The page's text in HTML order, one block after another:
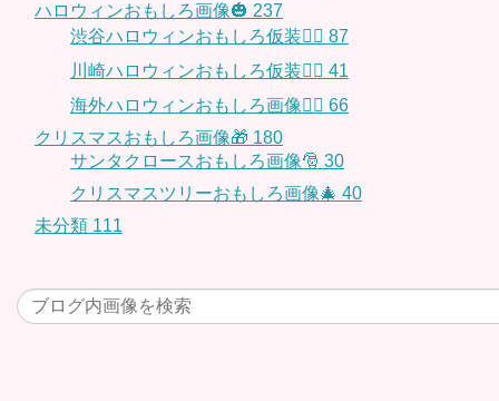
ハロウィンおもしろ画像🎃 237
渋谷ハロウィンおもしろ仮装👯‍♂️ 87
川崎ハロウィンおもしろ仮装🧞‍♀️ 41
海外ハロウィンおもしろ画像🧛‍♂️ 66
クリスマスおもしろ画像🎁 180
サンタクロースおもしろ画像🎅 30
クリスマスツリーおもしろ画像🎄 40
未分類 111